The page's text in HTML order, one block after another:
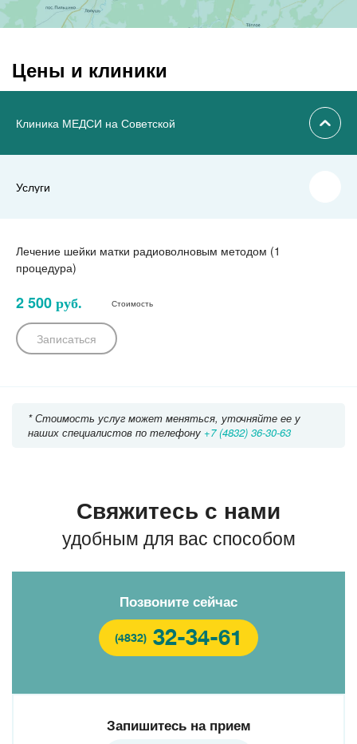
Цены и клиники
Клиника МЕДСИ на Советской
Услуги
Лечение шейки матки радиоволновым методом (1
процедура)
2 500 руб. Стоимость
Записаться
* Стоимость услуг может меняться, уточняйте ее у
наших специалистов по телефону +7 (4832) 36-30-63
Свяжитесь с нами
удобным для вас способом
Позвоните сейчас
(4832) 32-34-61
Запишитесь на прием